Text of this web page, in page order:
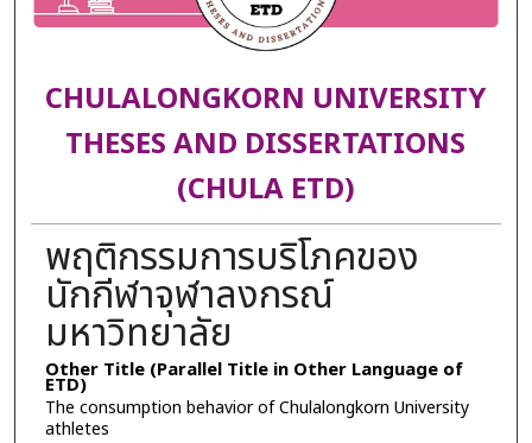
CHULALONGKORN UNIVERSITY
THESES AND DISSERTATIONS
(CHULA ETD)
พฤติกรรมการบริโภคของ
นักกีฬาจุฬาลงกรณ์
มหาวิทยาลัย
Other Title (Parallel Title in Other Language of
ETD)
The consumption behavior of Chulalongkorn University
athletes